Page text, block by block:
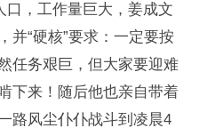
口，工作量巨大，姜成文
并“硬核”要求：一定要按
任务艰巨，但大家要迎难
下来！随后他也亲自带着
路风尘仆仆战斗到凌晨4